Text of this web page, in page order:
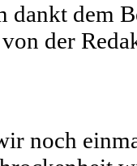
dankt dem
der
noch